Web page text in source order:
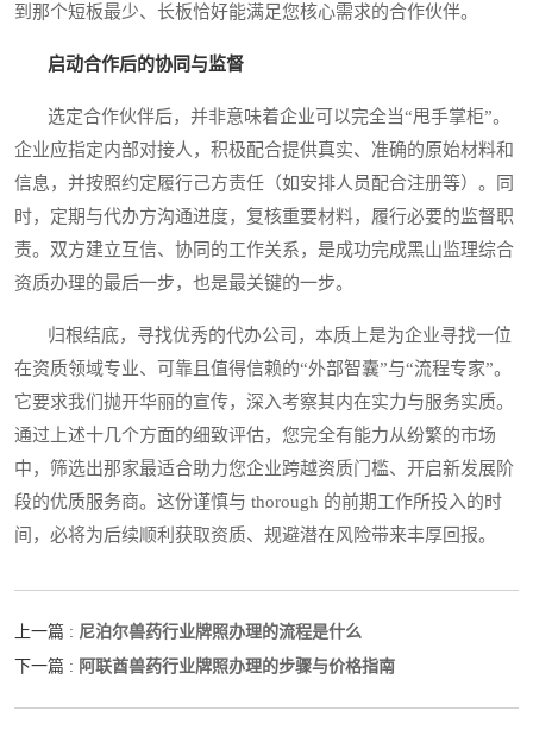
到那个短板最少、长板恰好能满足您核心需求的合作伙伴。
启动合作后的协同与监督
选定合作伙伴后，并非意味着企业可以完全当“甩手掌柜”。
企业应指定内部对接人，积极配合提供真实、准确的原始材料和
信息，并按照约定履行己方责任（如安排人员配合注册等）。同
时，定期与代办方沟通进度，复核重要材料，履行必要的监督职
责。双方建立互信、协同的工作关系，是成功完成黑山监理综合
资质办理的最后一步，也是最关键的一步。
归根结底，寻找优秀的代办公司，本质上是为企业寻找一位
在资质领域专业、可靠且值得信赖的“外部智囊”与“流程专家”。
它要求我们抛开华丽的宣传，深入考察其内在实力与服务实质。
通过上述十几个方面的细致评估，您完全有能力从纷繁的市场
中，筛选出那家最适合助力您企业跨越资质门槛、开启新发展阶
段的优质服务商。这份谨慎与 thorough 的前期工作所投入的时
间，必将为后续顺利获取资质、规避潜在风险带来丰厚回报。
上一篇 : 尼泊尔兽药行业牌照办理的流程是什么
下一篇 : 阿联酋兽药行业牌照办理的步骤与价格指南